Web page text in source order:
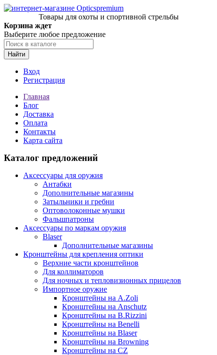
Товары для охоты и спортивной стрельбы
Корзина ждет
Выберите любое предложение
Найти
Вход
Регистрация
Главная
Блог
Доставка
Оплата
Контакты
Карта сайта
Каталог предложений
Аксессуары для оружия
Антабки
Дополнительные магазины
Затыльники и гребни
Оптоволоконные мушки
Фальшпатроны
Аксессуары по маркам оружия
Blaser
Дополнительные магазины
Кронштейны для крепления оптики
Верхние части кронштейнов
Для коллиматоров
Для ночных и тепловизионных прицелов
Импортное оружие
Кронштейны на A.Zoli
Кронштейны на Anschutz
Кронштейны на B.Rizzini
Кронштейны на Benelli
Кронштейны на Blaser
Кронштейны на Browning
Кронштейны на CZ